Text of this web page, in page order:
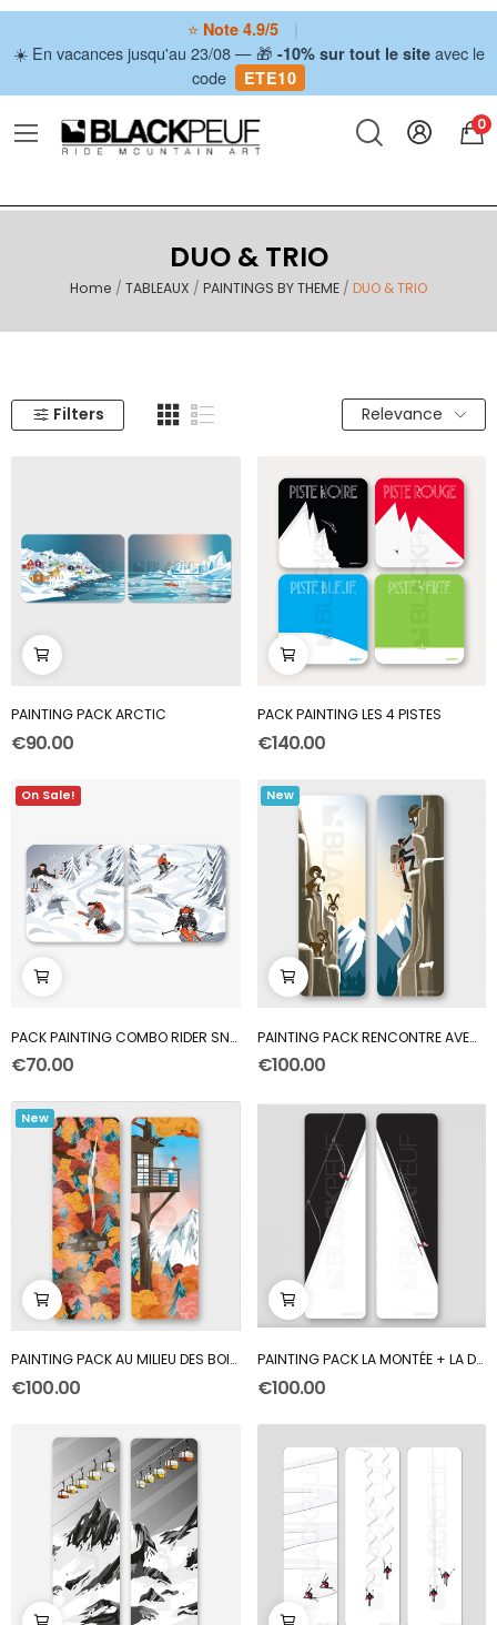
⭐ Note 4.9/5
|
☀️ En vacances jusqu'au 23/08 — 🎁 -10% sur tout le siteavec le
code
ETE10
0
DUO & TRIO
Home TABLEAUX PAINTINGS BY THEME DUO & TRIO
Filters Relevance
PAINTING PACK ARCTIC
€90.00
PACK PAINTING LES 4 PISTES
€140.00
On Sale!
PACK PAINTING COMBO RIDER SNOW & SKI
€70.00
New
PAINTING PACK RENCONTRE AVEC UN BOUQUETIN...
€100.00
New
PAINTING PACK AU MILIEU DES BOIS & CABANE CAFÉ
€100.00
PAINTING PACK LA MONTÉE + LA DESCENTE
€100.00